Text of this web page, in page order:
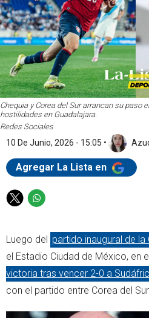
Chequia y Corea del Sur arrancan su paso
hostilidades en Guadalajara.
Redes Sociales
10 De Junio, 2026 - 15:05 •
Agregar La Lista en
T
t
t
e
r
W
t
s
a
p
p
Luego del partido inaugural de
el Estadio Ciudad de México, en
victoria tras vencer 2-0 a
con el partido entre Corea del